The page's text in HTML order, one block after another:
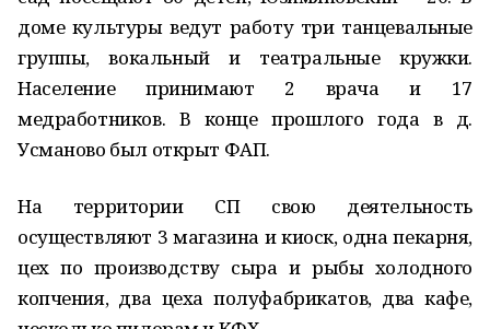
доме культуры ведут работу три танцевальные
группы, вокальный и театральные кружки.
Население принимают 2 врача и 17
медработников. В конце прошлого года в д.
Усманово был открыт ФАП.
На территории СП свою деятельность
осуществляют 3 магазина и киоск, одна пекарня,
цех по производству сыра и рыбы холодного
копчения, два цеха полуфабрикатов, два кафе,